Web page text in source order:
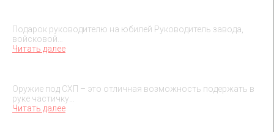
Подарок руководителю на юбилей Руководитель завода,
войсковой…
Читать далее
Оружие под СХП – это отличная возможность подержать в
руке частичку…
Читать далее